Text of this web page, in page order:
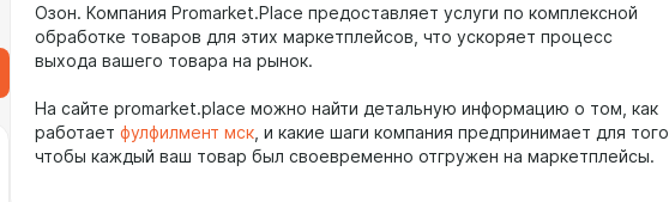
Озон. Компания Promarket.Place предоставляет услуги по комплексной
обработке товаров для этих маркетплейсов, что ускоряет процесс
выхода вашего товара на рынок.
На сайте promarket.place можно найти детальную информацию о том, как
работает фулфилмент мск , и какие шаги компания предпринимает для того,
чтобы каждый ваш товар был своевременно отгружен на маркетплейсы.